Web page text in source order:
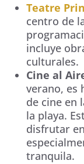
Teatre
centro de
incluye
culturales.
Cine al
verano, es
de cine en
la playa.
disfrutar
tranquila.